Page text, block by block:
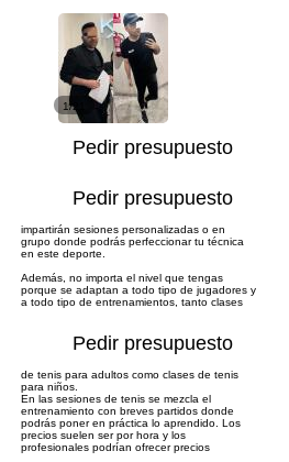
1/21
Pedir presupuesto
Pedir presupuesto
Pedir presupuesto
impartirán sesiones personalizadas o en
grupo donde podrás perfeccionar tu técnica
en este deporte.
Además, no importa el nivel que tengas
porque se adaptan a todo tipo de jugadores y
a todo tipo de entrenamientos, tanto clases
de tenis para adultos como clases de tenis
para niños.
En las sesiones de tenis se mezcla el
entrenamiento con breves partidos donde
podrás poner en práctica lo aprendido. Los
precios suelen ser por hora y los
profesionales podrían ofrecer precios